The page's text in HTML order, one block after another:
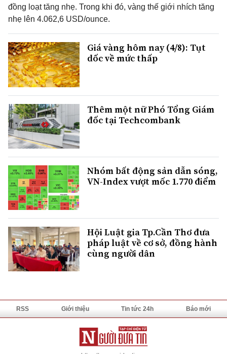
đồng loạt tăng nhẹ. Trong khi đó, vàng thế giới nhích tăng
nhẹ lên 4.062,6 USD/ounce.
Giá vàng hôm nay (4/8): Tụt
dốc về mức thấp
Thêm một nữ Phó Tổng Giám
đốc tại Techcombank
Nhóm bất động sản dẫn sóng,
VN-Index vượt mốc 1.770 điểm
Hội Luật gia Tp.Cần Thơ đưa
pháp luật về cơ sở, đồng hành
cùng người dân
RSS Giới thiệu Tin tức 24h Báo mới